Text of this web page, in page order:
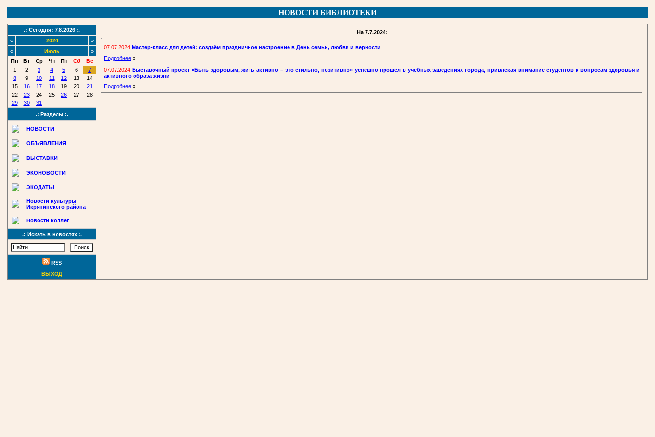
НОВОСТИ БИБЛИОТЕКИ
.: Сегодня: 7.8.2026 :.
«
2024
»
«
Июль
»
Пн
Вт Ср Чт Пт Сб
Вс
1
2 3 4 5 6
7
8
9 10 11 12 13
14
15
16 17 18 19 20
21
22
23 24 25 26 27
28
29
30
31
.: Разделы :.
НОВОСТИ
ОБЪЯВЛЕНИЯ
ВЫСТАВКИ
ЭКОНОВОСТИ
ЭКОДАТЫ
Новости культуры
Икрянинского района
Новости коллег
.: Искать в новостях :.
RSS
ВЫХОД
На 7.7.2024:
07.07.2024 Мастер-класс для детей: создаём праздничное настроение в День семьи, любви и верности
Подробнее »
07.07.2024 Выставочный проект «Быть здоровым, жить активно – это стильно, позитивно» успешно прошел в учебных заведениях города, привлекая внимание студентов к вопросам здоровья и
активного образа жизни
Подробнее »